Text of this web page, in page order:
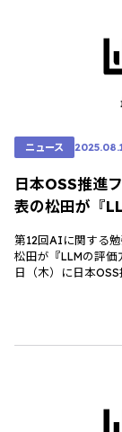
ニュース
日本OSS推進
表の松田が『
第12回AIに関する
松田が『LLMの評
日（木）に日本